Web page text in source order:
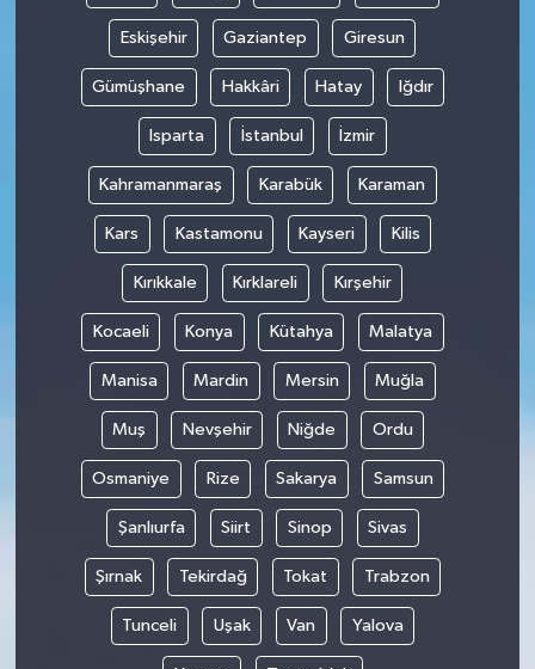
Eskişehir Gaziantep Giresun
Gümüşhane Hakkâri Hatay Iğdır
Isparta İstanbul İzmir
Kahramanmaraş Karabük Karaman
Kars Kastamonu Kayseri Kilis
Kırıkkale Kırklareli Kırşehir
Kocaeli Konya Kütahya Malatya
Manisa Mardin Mersin Muğla
Muş Nevşehir Niğde Ordu
Osmaniye Rize Sakarya Samsun
Şanlıurfa Siirt Sinop Sivas
Şırnak Tekirdağ Tokat Trabzon
Tunceli Uşak Van Yalova